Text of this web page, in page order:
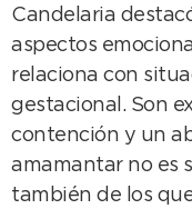
Candelaria
aspectos
relaciona con
gestacional. Son
contención y un
amamantar no es
también de los